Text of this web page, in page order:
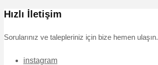
Hızlı İletişim
Sorularınız ve talepleriniz için bize hemen ulaşın.
instagram